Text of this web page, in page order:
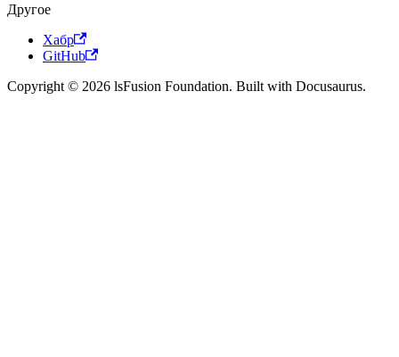
Другое
Хабр
GitHub
Copyright © 2026 lsFusion Foundation. Built with Docusaurus.